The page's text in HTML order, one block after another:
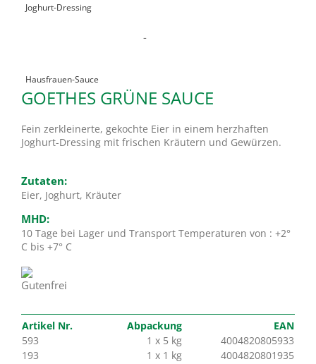
Joghurt-Dressing
Hausfrauen-Sauce
-
GOETHES GRÜNE SAUCE
Fein zerkleinerte, gekochte Eier in einem herzhaften
Joghurt-Dressing mit frischen Kräutern und Gewürzen.
Zutaten:
Eier, Joghurt, Kräuter
MHD:
10 Tage bei Lager und Transport Temperaturen von : +2°
C bis +7° C
Artikel Nr. Abpackung
EAN
593
1 x 5 kg
4004820805933
193
1 x 1 kg 4004820801935